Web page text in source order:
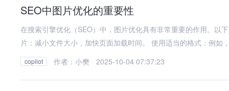
SEO中图片优化的重要性
在搜索引擎优化（SEO）中，图片优化具有非常重要的作用。以下
片：减小文件大小，加快页面加载时间。 使用适当的格式：例如
copilot 作者：小樊 2025-10-04 07:37:23